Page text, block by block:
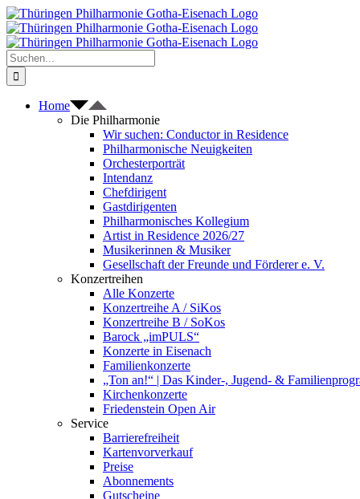
Zum
Inhalt
springen
Suche
nach:
Home
Die Philharmonie
Wir suchen: Conductor in Residence
Philharmonische Neuigkeiten
Orchesterporträt
Intendanz
Chefdirigent
Gastdirigenten
Philharmonisches Kollegium
Artist in Residence 2026/27
Musikerinnen & Musiker
Gesellschaft der Freunde und Förderer e. V.
Konzertreihen
Alle Konzerte
Konzertreihe A / SiKos
Konzertreihe B / SoKos
Barock „imPULS“
Konzerte in Eisenach
Familienkonzerte
„Ton an!“ | Das Kinder-, Jugend- &
Kirchenkonzerte
Friedenstein Open Air
Service
Barrierefreiheit
Kartenvorverkauf
Preise
Abonnements
Gutscheine